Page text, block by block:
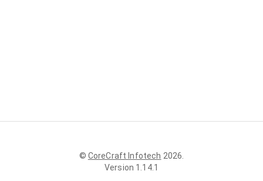
© CoreCraft Infotech 2026
Version 1.14.1